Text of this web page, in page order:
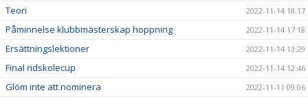
Teori 2022-11-14 18:17
Påminnelse klubbmästerskap hoppning 2022-11-14 17:18
Ersättningslektioner 2022-11-14 13:29
Final ridskolecup 2022-11-14 12:46
Glöm inte att nominera 2022-11-11 09:06